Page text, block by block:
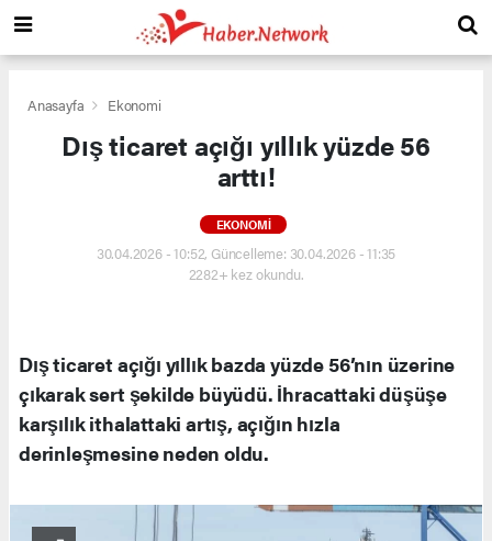
Anasayfa Ekonomi
Dış ticaret açığı yıllık yüzde 56
arttı!
EKONOMI
30.04.2026 - 10:52, Güncelleme: 30.04.2026 - 11:35
2282+ kez okundu.
Dış ticaret açığı yıllık bazda yüzde 56’nın üzerine
çıkarak sert şekilde büyüdü. İhracattaki düşüşe
karşılık ithalattaki artış, açığın hızla
derinleşmesine neden oldu.